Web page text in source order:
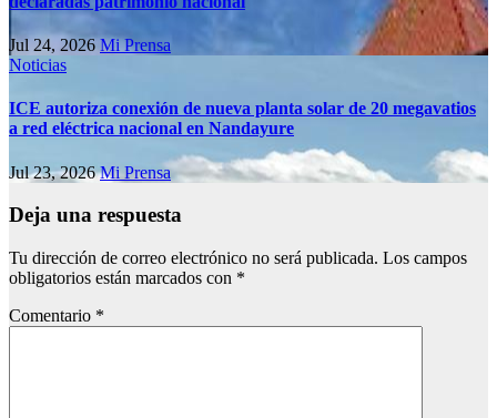
Jul 24, 2026Mi Prensa
Noticias
ICE autoriza conexión de nueva planta solar de 20 megavatios
a red eléctrica nacional en Nandayure
Jul 23, 2026Mi Prensa
Deja una respuesta
Tu dirección de correo electrónico no será publicada. Los campos
obligatorios están marcados con *
Comentario *